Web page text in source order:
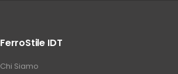
FerroStile IDT
Chi Siamo